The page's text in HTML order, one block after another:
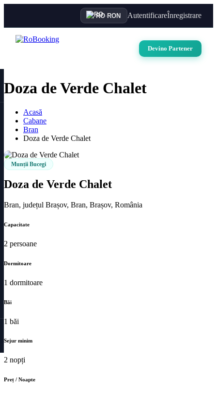
RO·RON AutentificareÎnregistrare
Devino Partener
Doza de Verde Chalet
Acasă
Cabane
Bran
Doza de Verde Chalet
Munții Bucegi
Doza de Verde Chalet
Bran, județul Brașov, Bran, Brașov, România
Capacitate
2 persoane
Dormitoare
1 dormitoare
Băi
1 băi
Sejur minim
2 nopți
Preț / Noapte